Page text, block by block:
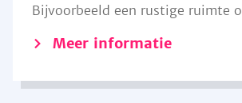
Bijvoorbeeld een rustige ruimte
Meer informatie